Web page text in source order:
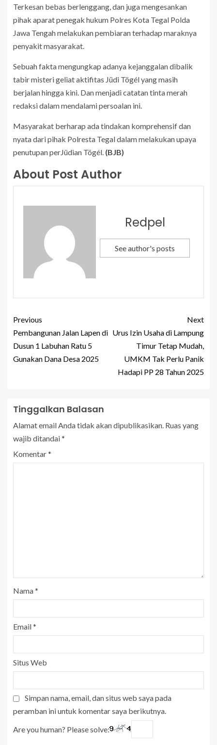
Terkesan bebas berlenggang, dan juga mengesankan
pihak aparat penegak hukum Polres Kota Tegal Polda
Jawa Tengah melakukan pembiaran terhadap maraknya
penyakit masyarakat.
Sebuah fakta mengungkap adanya kejanggalan dibalik
tabir misteri geliat aktifitas Jüdi Tögél yang masih
berjalan hingga kini. Dan menjadi catatan tinta merah
redaksi dalam mendalami persoalan ini.
Masyarakat berharap ada tindakan komprehensif dan
nyata dari pihak Polresta Tegal dalam melakukan upaya
penutupan perJüdian Tögél. (BJB)
About Post Author
Redpel
See author's posts
Previous
Pembangunan Jalan Lapen di
Dusun 1 Labuhan Ratu 5
Gunakan Dana Desa 2025
Next
Urus Izin Usaha di Lampung
Timur Tetap Mudah,
UMKM Tak Perlu Panik
Hadapi PP 28 Tahun 2025
Tinggalkan Balasan
Alamat email Anda tidak akan dipublikasikan. Ruas yang
wajib ditandai*
Komentar*
Nama*
Email*
Situs Web
Simpan nama, email, dan situs web saya pada
peramban ini untuk komentar saya berikutnya.
Are you human? Please solve: